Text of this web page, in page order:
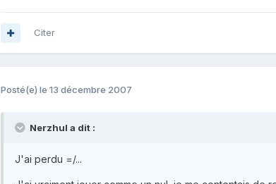
Citer
Posté(e) le 13 décembre 2007
Nerzhul a dit :
J'ai perdu =/...